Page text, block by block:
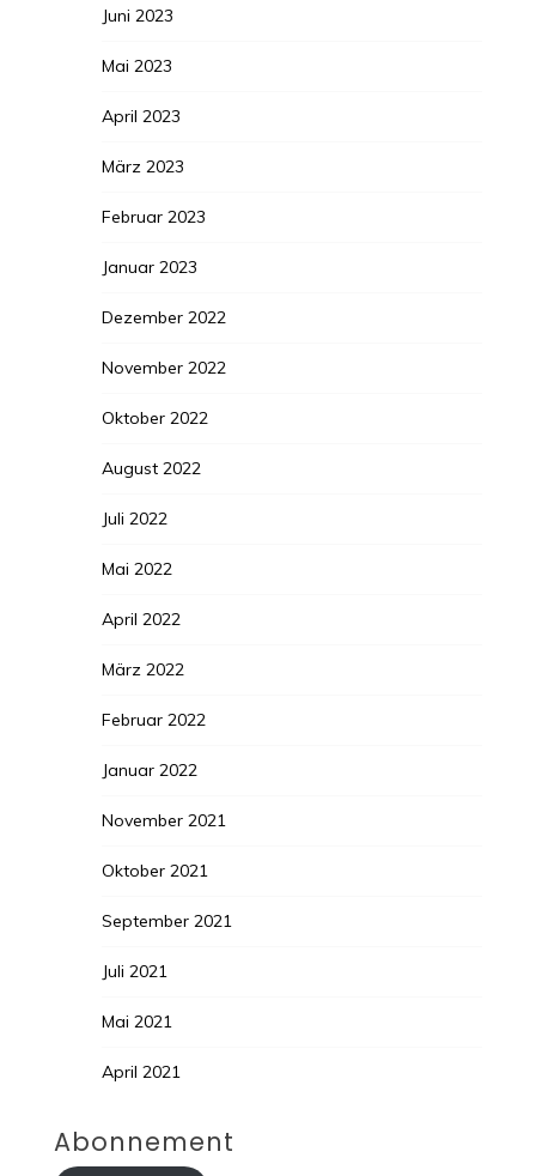
Juni 2023
Mai 2023
April 2023
März 2023
Februar 2023
Januar 2023
Dezember 2022
November 2022
Oktober 2022
August 2022
Juli 2022
Mai 2022
April 2022
März 2022
Februar 2022
Januar 2022
November 2021
Oktober 2021
September 2021
Juli 2021
Mai 2021
April 2021
Abonnement